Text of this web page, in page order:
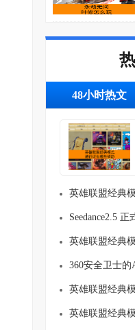
48小时热文
英雄联盟经典模
Seedance2.5 正式接入豆包专业版
英雄联盟经典模
360安全卫士的AI办
英雄联盟经典模
英雄联盟经典模式